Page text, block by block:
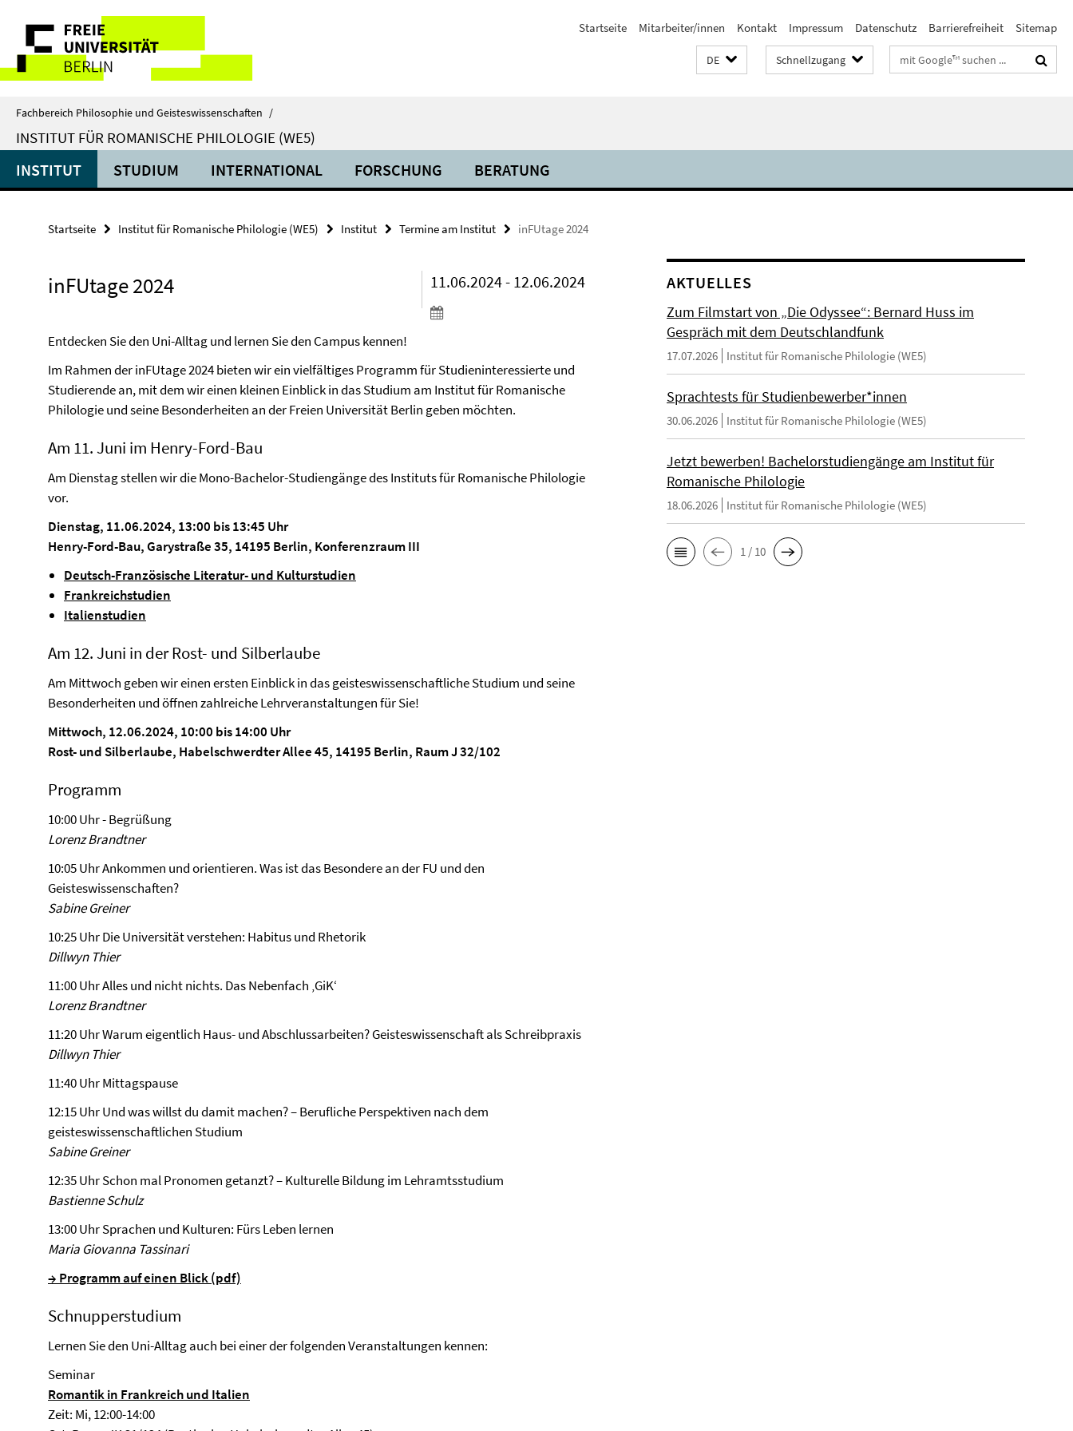
direkt
Inhalt
Service-
Navigation
Startseite Mitarbeiter/innen Kontakt Impressum Datenschutz Barrierefreiheit Sitemap
DE Schnellzugang Suchbegriffe
Fachbereich Philosophie und Geisteswissenschaften /
INSTITUT FÜR ROMANISCHE PHILOLOGIE (WE5)
INSTITUT STUDIUM INTERNATIONAL FORSCHUNG BERATUNG
Startseite Institut für Romanische Philologie (WE5) Institut Termine am Institut inFUtage 2024
inFUtage 2024 11.06.2024 - 12.06.2024
Entdecken Sie den Uni-Alltag und lernen Sie den Campus kennen!
Im Rahmen der inFUtage 2024 bieten wir ein vielfältiges Programm für Studieninteressierte und
Studierende an, mit dem wir einen kleinen Einblick in das Studium am Institut für Romanische
Philologie und seine Besonderheiten an der Freien Universität Berlin geben möchten.
Am 11. Juni im Henry-Ford-Bau
Am Dienstag stellen wir die Mono-Bachelor-Studiengänge des Instituts für Romanische Philologie
vor.
Dienstag, 11.06.2024, 13:00 bis 13:45 Uhr
Henry-Ford-Bau, Garystraße 35, 14195 Berlin, Konferenzraum III
Deutsch-Französische Literatur- und Kulturstudien
Frankreichstudien
Italienstudien
Am 12. Juni in der Rost- und Silberlaube
Am Mittwoch geben wir einen ersten Einblick in das geisteswissenschaftliche Studium und seine
Besonderheiten und öffnen zahlreiche Lehrveranstaltungen für Sie!
Mittwoch, 12.06.2024, 10:00 bis 14:00 Uhr
Rost- und Silberlaube, Habelschwerdter Allee 45, 14195 Berlin, Raum J 32/102
Programm
10:00 Uhr - Begrüßung
Lorenz Brandtner
10:05 Uhr Ankommen und orientieren. Was ist das Besondere an der FU und den
Geisteswissenschaften?
Sabine Greiner
10:25 Uhr Die Universität verstehen: Habitus und Rhetorik
Dillwyn Thier
11:00 Uhr Alles und nicht nichts. Das Nebenfach ‚GiK‘
Lorenz Brandtner
11:20 Uhr Warum eigentlich Haus- und Abschlussarbeiten? Geisteswissenschaft als Schreibpraxis
Dillwyn Thier
11:40 Uhr Mittagspause
12:15 Uhr Und was willst du damit machen? – Berufliche Perspektiven nach dem
geisteswissenschaftlichen Studium
Sabine Greiner
12:35 Uhr Schon mal Pronomen getanzt? – Kulturelle Bildung im Lehramtsstudium
Bastienne Schulz
13:00 Uhr Sprachen und Kulturen: Fürs Leben lernen
Maria Giovanna Tassinari
→ Programm auf einen Blick (pdf)
Schnupperstudium
Lernen Sie den Uni-Alltag auch bei einer der folgenden Veranstaltungen kennen:
Seminar
Romantik in Frankreich und Italien
Zeit: Mi, 12:00-14:00
AKTUELLES
Zum Filmstart von „Die Odyssee“: Bernard Huss im
Gespräch mit dem Deutschlandfunk
17.07.2026 Institut für Romanische Philologie (WE5)
Sprachtests für Studienbewerber*innen
30.06.2026 Institut für Romanische Philologie (WE5)
Jetzt bewerben! Bachelorstudiengänge am Institut für
Romanische Philologie
18.06.2026 Institut für Romanische Philologie (WE5)
1 / 10